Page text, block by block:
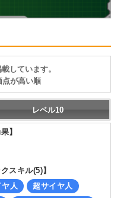
しています。
が高い順
レベル10
】
クスキル(5)】
人
超サイヤ人